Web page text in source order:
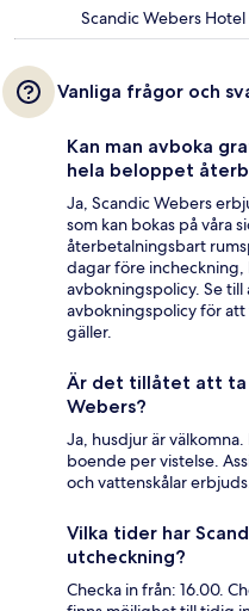
Scandic Webers
Vanliga frågor och
Kan man avboka
hela beloppet
Ja, Scandic Webers
som kan bokas på våra
återbetalningsbart
dagar före
avbokningspolicy. Se
avbokningspolicy för att
gäller.
Är det tillåtet att ta
Webers?
Ja, husdjur är
boende per vistelse.
och vattenskålar
Vilka tider har
utcheckning?
Checka in från: 16.00.